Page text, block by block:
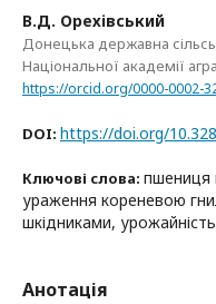
В.Д. Орехівський
Донецька державна
Національної академії
https://orcid.org/0000-0002-
DOI: https://doi.org/
Ключові слова: пшениця
ураження кореневою
шкідниками, урожайність
Анотація